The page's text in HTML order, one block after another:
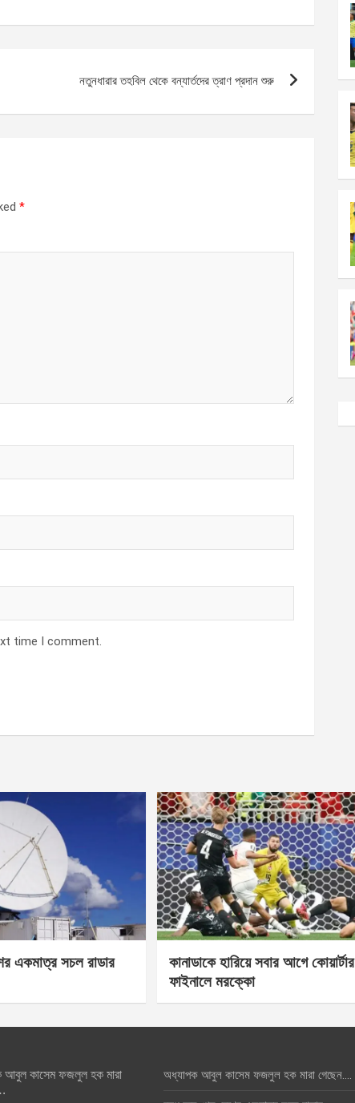
নতুনধারার তহবিল থেকে বন্যার্তদের ত্রাণ প্রদান শুরু
*
time I comment.
একমাত্র সচল রাডার
কানাডাকে হারিয়ে সবার আগে কোয়ার্টার
ফাইনালে মরক্কো
আবুল কাসেম ফজলুল হক মারা
অধ্যাপক আবুল কাসেম ফজলুল হক মারা গেছেন….